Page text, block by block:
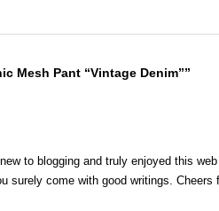
Mesh Pant “Vintage Denim””
to blogging and truly enjoyed this
surely come with good writings. Cheers